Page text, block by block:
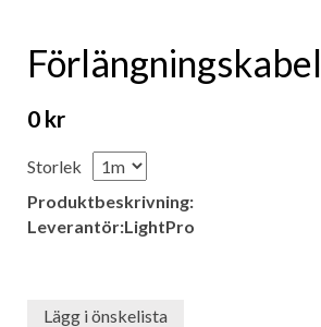
Förlängningskabel
0 kr
Storlek
Produktbeskrivning:
Leverantör:LightPro
Lägg i önskelista